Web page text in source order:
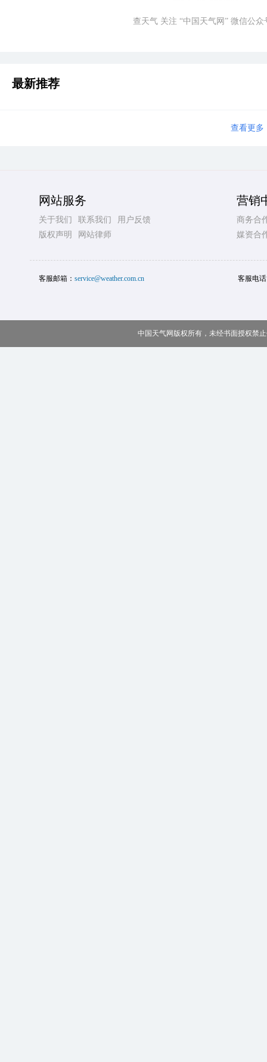
查天气 关注 “中国天气网” 微信公众
最新推荐
查看更多
网站服务
关于我们 联系我们
用户反馈
版权声明
网站律师
营销
商务合
媒资合
客服邮箱： service@weather.com.cn 客服电
中国天气网版权所有，未经书面授权